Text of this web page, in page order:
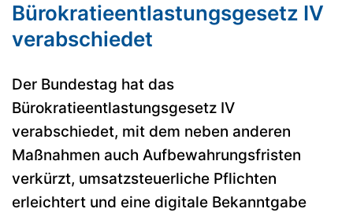
Bürokratieentlastungsgesetz IV
verabschiedet
Der Bundestag hat das
Bürokratieentlastungsgesetz IV
verabschiedet, mit dem neben anderen
Maßnahmen auch Aufbewahrungsfristen
verkürzt, umsatzsteuerliche Pflichten
erleichtert und eine digitale Bekanntgabe